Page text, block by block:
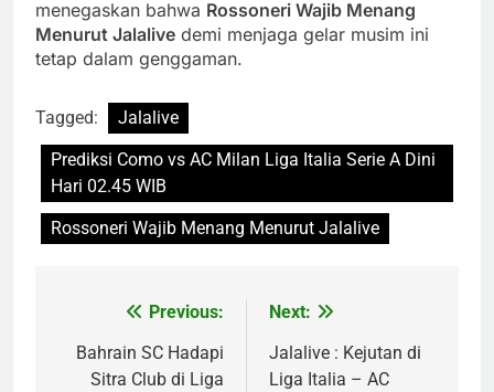
menegaskan bahwa Rossoneri Wajib Menang
Menurut Jalalive demi menjaga gelar musim ini
tetap dalam genggaman.
Tagged:
Jalalive
Prediksi Como vs AC Milan Liga Italia Serie A Dini
Hari 02.45 WIB
Rossoneri Wajib Menang Menurut Jalalive
navigation
Previous:
Bahrain SC Hadapi
Sitra Club di Liga
Next:
Jalalive : Kejutan di
Liga Italia – AC